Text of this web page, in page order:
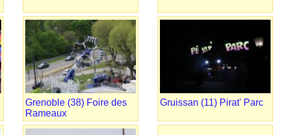
Grenoble (38) Foire des
Rameaux
Gruissan (11) Pirat' Parc